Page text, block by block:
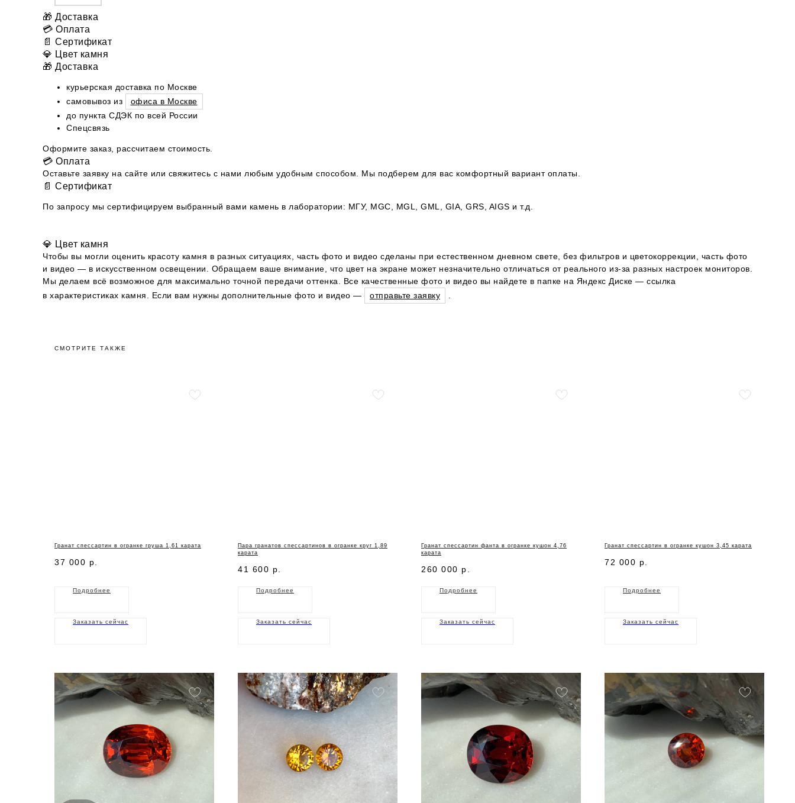
🎁 Доставка
💳 Оплата
📄 Сертификат
💎 Цвет камня
🎁 Доставка
курьерская доставка по Москве
самовывоз из
офиса в Москве
до пункта СДЭК по всей России
Спецсвязь
Оформите заказ, рассчитаем стоимость.
💳 Оплата
Оставьте заявку на сайте или свяжитесь с нами любым удобным способом. Мы подберем для вас комфортный вариант оплаты.
📄 Сертификат
По запросу мы сертифицируем выбранный вами камень в лаборатории: МГУ, MGC, MGL, GML, GIA, GRS, AIGS и т.д.
💎 Цвет камня
Чтобы вы могли оценить красоту камня в разных ситуациях, часть фото и видео сделаны при естественном дневном свете, без фильтров и цветокоррекции, часть фото
и видео — в искусственном освещении. Обращаем ваше внимание, что цвет на экране может незначительно отличаться от реального из-за разных настроек мониторов.
Мы делаем всё возможное для максимально точной передачи оттенка. Все качественные фото и видео вы найдете в папке на Яндекс Диске — ссылка
в характеристиках камня. Если вам нужны дополнительные фото и видео —
отправьте заявку
СМОТРИТЕ ТАКЖЕ
Гранат спессартин в огранке груша 1,61 карата
37 000 р.
Подробнее
Заказать сейчас
Пара гранатов спессартинов в огранке круг 1,89
карата
41 600 р.
Подробнее
Заказать сейчас
Гранат спессартин фанта в огранке кушон 4,76
карата
260 000 р.
Подробнее
Заказать сейчас
Гранат спессартин в огранке кушон 3,45 карата
72 000 р.
Подробнее
Заказать сейчас